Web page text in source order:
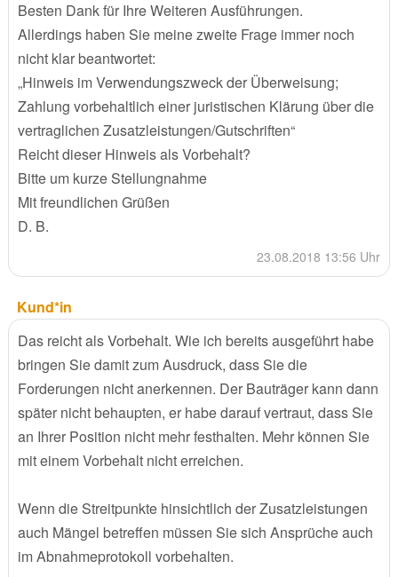
Besten Dank für Ihre Weiteren Ausführungen.
Allerdings haben Sie meine zweite Frage immer noch
nicht klar beantwortet:
„Hinweis im Verwendungszweck der Überweisung;
Zahlung vorbehaltlich einer juristischen Klärung über die
vertraglichen Zusatzleistungen/Gutschriften“
Reicht dieser Hinweis als Vorbehalt?
Bitte um kurze Stellungnahme
Mit freundlichen Grüßen
D. B.
23.08.2018 13:56 Uhr
Kund*in
Das reicht als Vorbehalt. Wie ich bereits ausgeführt habe
bringen Sie damit zum Ausdruck, dass Sie die
Forderungen nicht anerkennen. Der Bauträger kann dann
später nicht behaupten, er habe darauf vertraut, dass Sie
an Ihrer Position nicht mehr festhalten. Mehr können Sie
mit einem Vorbehalt nicht erreichen.
Wenn die Streitpunkte hinsichtlich der Zusatzleistungen
auch Mängel betreffen müssen Sie sich Ansprüche auch
im Abnahmeprotokoll vorbehalten.